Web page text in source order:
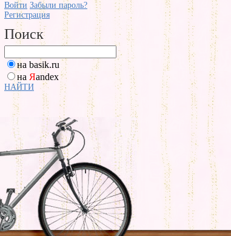
Войти Забыли пароль?
Регистрация
Поиск
на basik.ru
на Яandex
НАЙТИ